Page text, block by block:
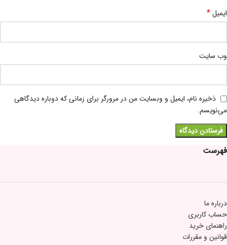
ایمیل*
وب‌ سایت
ذخیره نام، ایمیل و وبسایت من در مرورگر برای زمانی که دوباره دیدگاهی
می‌نویسم.
فهرست
درباره ما
حساب کاربری
راهنمای خرید
قوانین و مقررات